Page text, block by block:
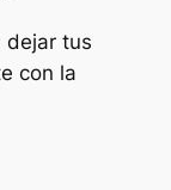
dejar tus
con la